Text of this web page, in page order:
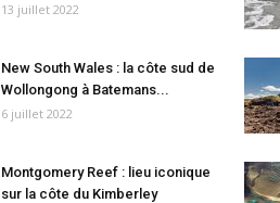
13 juillet 2022
New South Wales : la côte sud de
Wollongong à Batemans...
6 juillet 2022
Montgomery Reef : lieu iconique
sur la côte du Kimberley